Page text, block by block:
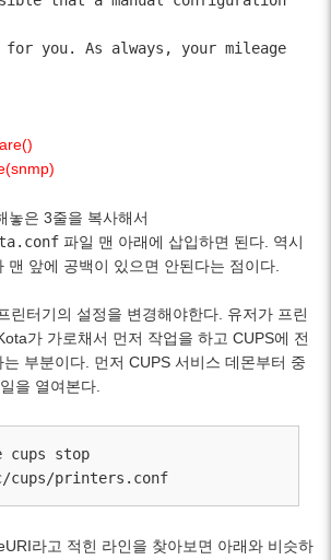
you. As always, your mileage
놓은 3줄을 복사해서
파일 맨 아래에 삽입하면 된다. 역시
맨 앞에 공백이 있으면 안된다는 점이다.
린터기의 설정을 변경해야한다. 유저가 프린
가 가로채서 먼저 작업을 하고 CUPS에 전
부분이다. 먼저 CUPS 서비스 데몬부터 중
을 열여본다.
cups stop
cups/printers.conf
라고 적힌 라인을 찾아보면 아래와 비슷하